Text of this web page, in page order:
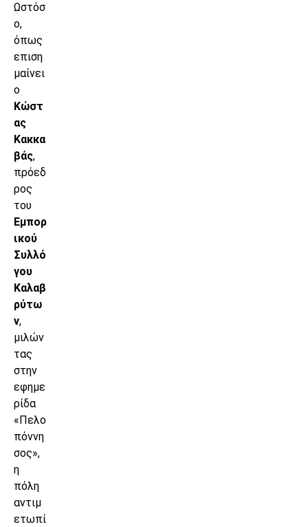
Ωστόσ
ο,
όπως
επιση
μαίνει
ο
Κώστ
ας
Κακκα
βάς,
πρόεδ
ρος
του
Εμπορ
ικού
Συλλό
γου
Καλαβ
ρύτω
ν,
μιλών
τας
στην
εφημε
ρίδα
«Πελο
πόννη
σος»,
η
πόλη
αντιμ
ετωπί